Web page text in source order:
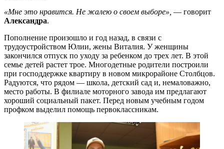
«Мне это нравится. Не жалею о своем выборе», — говорит
Александра.
Пополнение произошло и год назад, в связи с
трудоустройством Юлии, жены Виталия. У женщины
закончился отпуск по уходу за ребенком до трех лет. В этой
семье детей растет трое. Многодетные родители построили
при господдержке квартиру в новом микрорайоне Столбцов.
Радуются, что рядом — школа, детский сад и, немаловажно,
место работы. В филиале моторного завода им предлагают
хороший социальный пакет. Перед новым учебным годом
профком выделил помощь первоклассникам.